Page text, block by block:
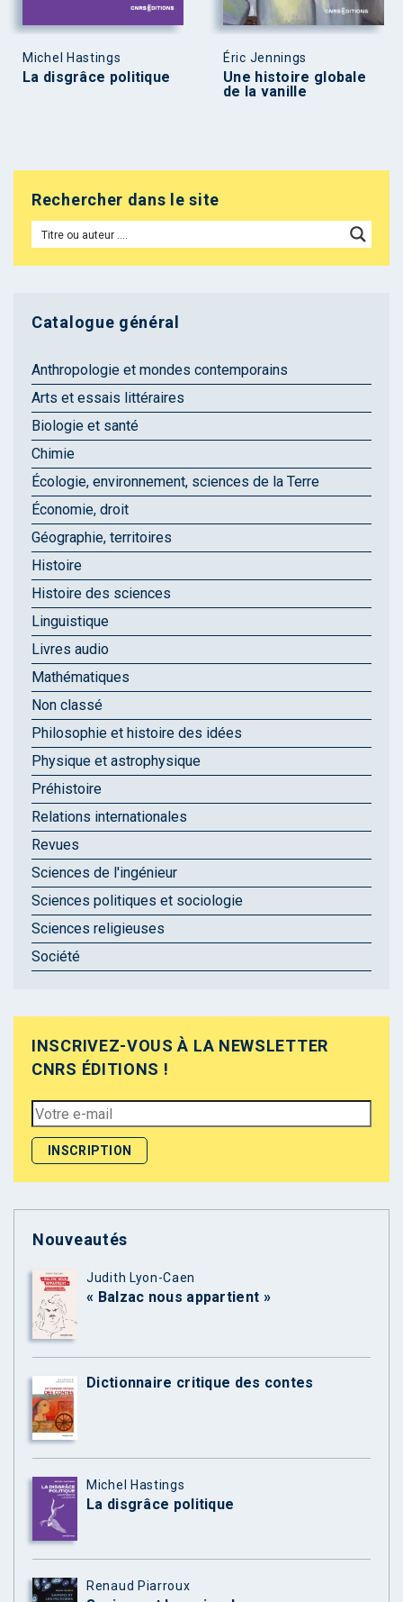
Michel Hastings
La disgrâce politique
Éric Jennings
Une histoire globale
de la vanille
Rechercher dans le site
Catalogue général
Anthropologie et mondes contemporains
Arts et essais littéraires
Biologie et santé
Chimie
Écologie, environnement, sciences de la Terre
Économie, droit
Géographie, territoires
Histoire
Histoire des sciences
Linguistique
Livres audio
Mathématiques
Non classé
Philosophie et histoire des idées
Physique et astrophysique
Préhistoire
Relations internationales
Revues
Sciences de l'ingénieur
Sciences politiques et sociologie
Sciences religieuses
Société
INSCRIVEZ-VOUS À LA NEWSLETTER
CNRS ÉDITIONS !
Nouveautés
Judith Lyon-Caen
« Balzac nous appartient »
Dictionnaire critique des contes
Michel Hastings
La disgrâce politique
Renaud Piarroux